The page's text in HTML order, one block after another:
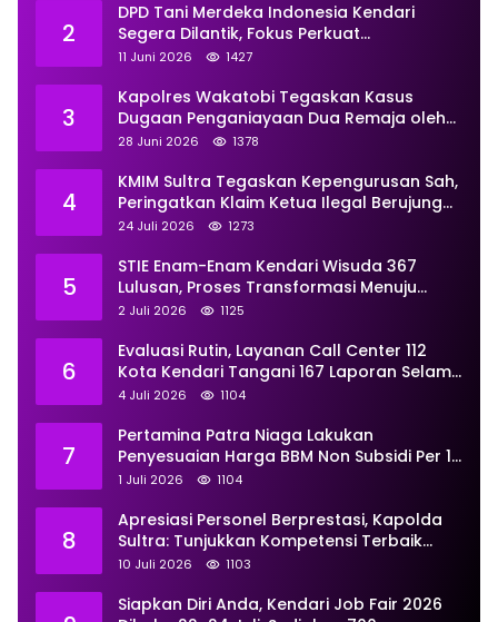
2
DPD Tani Merdeka Indonesia Kendari
Segera Dilantik, Fokus Perkuat
Pemberdayaan
11 Juni 2026 1427
3
Kapolres Wakatobi Tegaskan Kasus
Dugaan Penganiayaan Dua Remaja oleh
Dua Anggota Ditangani Secara
28 Juni 2026 1378
4
KMIM Sultra Tegaskan Kepengurusan Sah,
Peringatkan Klaim Ketua Ilegal Berujung
Proses Hukum
24 Juli 2026 1273
5
STIE Enam-Enam Kendari Wisuda 367
Lulusan, Proses Transformasi Menuju
Universitas Resmi Diterima
2 Juli 2026 1125
6
Evaluasi Rutin, Layanan Call Center 112
Kota Kendari Tangani 167 Laporan Selama
Juni
4 Juli 2026 1104
7
Pertamina Patra Niaga Lakukan
Penyesuaian Harga BBM Non Subsidi Per 1
Juli 2026, Berikut Rinciannya
1 Juli 2026 1104
8
Apresiasi Personel Berprestasi, Kapolda
Sultra: Tunjukkan Kompetensi Terbaik
untuk Masyarakat
10 Juli 2026 1103
Siapkan Diri Anda, Kendari Job Fair 2026